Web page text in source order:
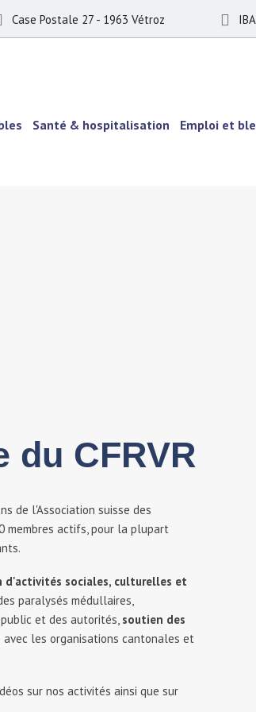
Case Postale 27 - 1963 Vétroz
Santé & hospitalisation Emploi et
du CFRVR
de l'Association suisse des
membres actifs, pour la plupart
d'activités sociales, culturelles et
paralysés médullaires,
et des autorités, soutien des
avec les organisations cantonales et
sur nos activités ainsi que sur